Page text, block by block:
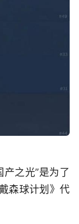
之光”是为了
森球计划》代